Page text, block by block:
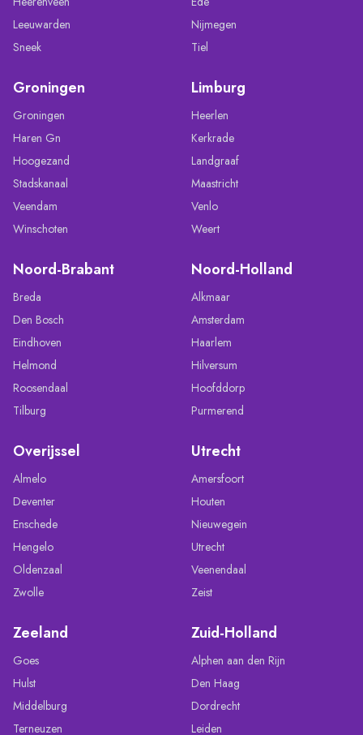
Leeuwarden
Sneek
Nijmegen
Tiel
Groningen
Groningen
Haren Gn
Hoogezand
Stadskanaal
Veendam
Winschoten
Limburg
Heerlen
Kerkrade
Landgraaf
Maastricht
Venlo
Weert
Noord-Brabant
Breda
Den Bosch
Eindhoven
Helmond
Roosendaal
Tilburg
Noord-Holland
Alkmaar
Amsterdam
Haarlem
Hilversum
Hoofddorp
Purmerend
Overijssel
Almelo
Deventer
Enschede
Hengelo
Oldenzaal
Zwolle
Utrecht
Amersfoort
Houten
Nieuwegein
Utrecht
Veenendaal
Zeist
Zeeland
Goes
Hulst
Middelburg
Terneuzen
Zuid-Holland
Alphen aan den Rijn
Den Haag
Dordrecht
Leiden